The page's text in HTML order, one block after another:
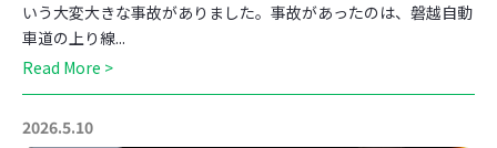
いう大変大きな事故がありました。事故があったのは、磐越自動
車道の上り線...
Read More >
2026.5.10